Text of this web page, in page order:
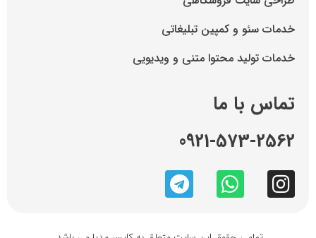
خدمات سئو و کمپین تبلیغاتی
خدمات تولید محتوا متنی و ویدیویی
تماس با ما
0921-573-2562